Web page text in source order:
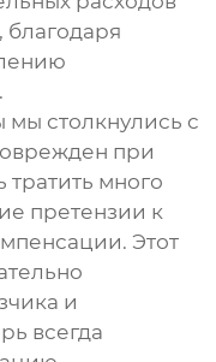
столкнулись с
при
много
претензии к
Этот
и
всегда